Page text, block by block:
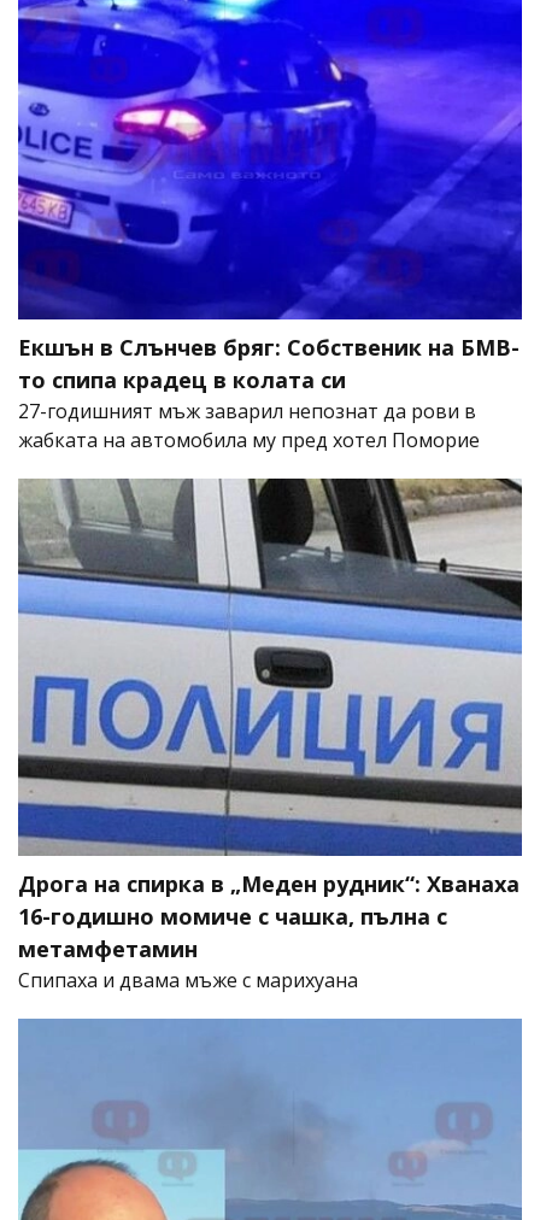
Екшън в Слънчев бряг: Собственик на БМВ-
то спипа крадец в колата си
27-годишният мъж заварил непознат да рови в
жабката на автомобила му пред хотел Поморие
Дрога на спирка в „Меден рудник“: Хванаха
16-годишно момиче с чашка, пълна с
метамфетамин
Спипаха и двама мъже с марихуана